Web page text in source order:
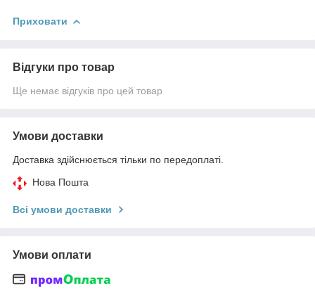
Приховати
Відгуки про товар
Ще немає відгуків про цей товар
Умови доставки
Доставка здійснюється тільки по передоплаті.
Нова Пошта
Всі умови доставки
Умови оплати